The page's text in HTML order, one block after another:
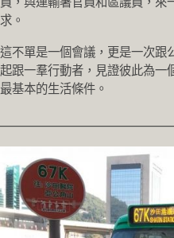
求。
這不單是一個會議，更是一次
起跟一羣行動者，見證彼此為一
最基本的生活條件。